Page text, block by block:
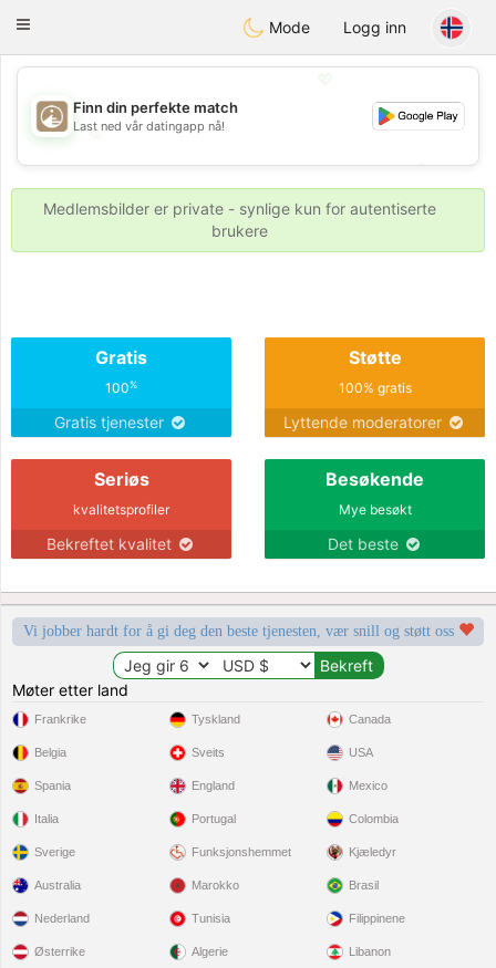
ahebik
Toggle
Mode Logg inn
💖
💕
💕
Finn din perfekte match
Last ned vår datingapp nå!
Medlemsbilder er private - synlige kun for autentiserte
brukere
Gratis
100%
Gratis tjenester
Støtte
100% gratis
Lyttende moderatorer
Seriøs
kvalitetsprofiler
Bekreftet kvalitet
Besøkende
Mye besøkt
Det beste
Vi jobber hardt for å gi deg den beste tjenesten, vær snill og støtt oss
Møter etter land
Frankrike
Belgia
Spania
Italia
Sverige
Tyskland
Sveits
England
Portugal
Funksjonshemmet
Canada
USA
Mexico
Colombia
Kjæledyr
Australia
Nederland
Østerrike
Marokko
Tunisia
Algerie
Brasil
Filippinene
Libanon